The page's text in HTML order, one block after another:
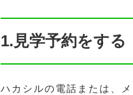
1.見学予約をする
ハカシルの電話または、